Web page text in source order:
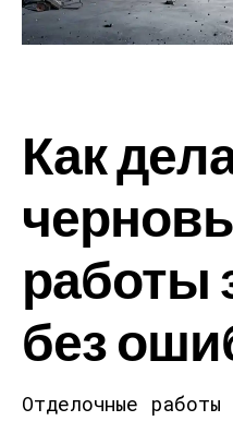
Как
работы
без
Отделочные работы